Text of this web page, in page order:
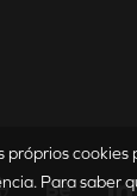
próprios
Para saber